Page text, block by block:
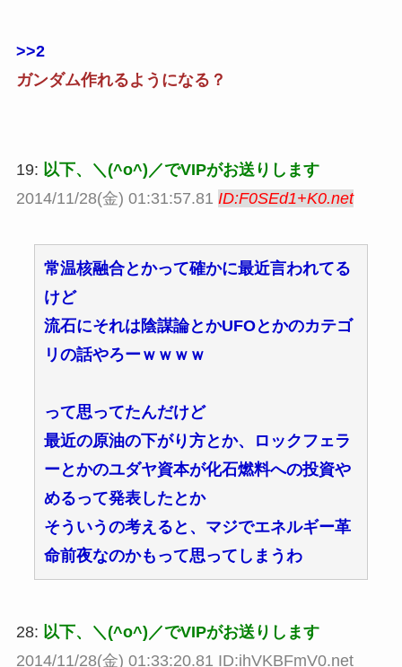
>>2
ガンダム作れるようになる？
19: 以下、＼(^o^)／でVIPがお送りします
2014/11/28(金) 01:31:57.81 ID:F0SEd1+K0.net
常温核融合とかって確かに最近言われてる
けど
流石にそれは陰謀論とかUFOとかのカテゴ
リの話やろーｗｗｗｗ
って思ってたんだけど
最近の原油の下がり方とか、ロックフェラ
ーとかのユダヤ資本が化石燃料への投資や
めるって発表したとか
そういうの考えると、マジでエネルギー革
命前夜なのかもって思ってしまうわ
28: 以下、＼(^o^)／でVIPがお送りします
2014/11/28(金) 01:33:20.81 ID:ihVKBFmV0.net